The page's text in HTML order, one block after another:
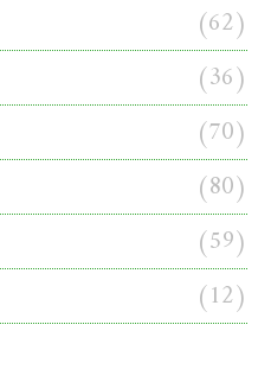
(62)
(36)
(70)
(80)
(59)
(12)